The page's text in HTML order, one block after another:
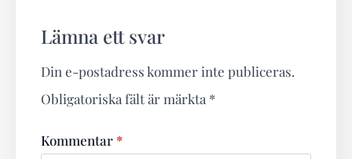
Lämna ett svar
Din e-postadress kommer inte publiceras.
Obligatoriska fält är märkta *
Kommentar *